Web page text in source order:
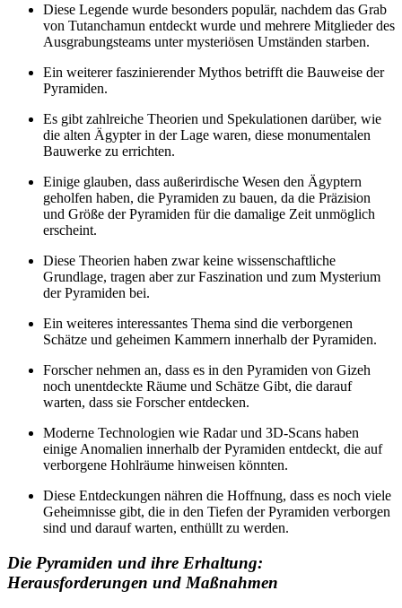
Diese Legende wurde besonders populär, nachdem das Grab
von Tutanchamun entdeckt wurde und mehrere Mitglieder des
Ausgrabungsteams unter mysteriösen Umständen starben.
Ein weiterer faszinierender Mythos betrifft die Bauweise der
Pyramiden.
Es gibt zahlreiche Theorien und Spekulationen darüber, wie
die alten Ägypter in der Lage waren, diese monumentalen
Bauwerke zu errichten.
Einige glauben, dass außerirdische Wesen den Ägyptern
geholfen haben, die Pyramiden zu bauen, da die Präzision
und Größe der Pyramiden für die damalige Zeit unmöglich
erscheint.
Diese Theorien haben zwar keine wissenschaftliche
Grundlage, tragen aber zur Faszination und zum Mysterium
der Pyramiden bei.
Ein weiteres interessantes Thema sind die verborgenen
Schätze und geheimen Kammern innerhalb der Pyramiden.
Forscher nehmen an, dass es in den Pyramiden von Gizeh
noch unentdeckte Räume und Schätze Gibt, die darauf
warten, dass sie Forscher entdecken.
Moderne Technologien wie Radar und 3D-Scans haben
einige Anomalien innerhalb der Pyramiden entdeckt, die auf
verborgene Hohlräume hinweisen könnten.
Diese Entdeckungen nähren die Hoffnung, dass es noch viele
Geheimnisse gibt, die in den Tiefen der Pyramiden verborgen
sind und darauf warten, enthüllt zu werden.
Die Pyramiden und ihre Erhaltung:
Herausforderungen und Maßnahmen